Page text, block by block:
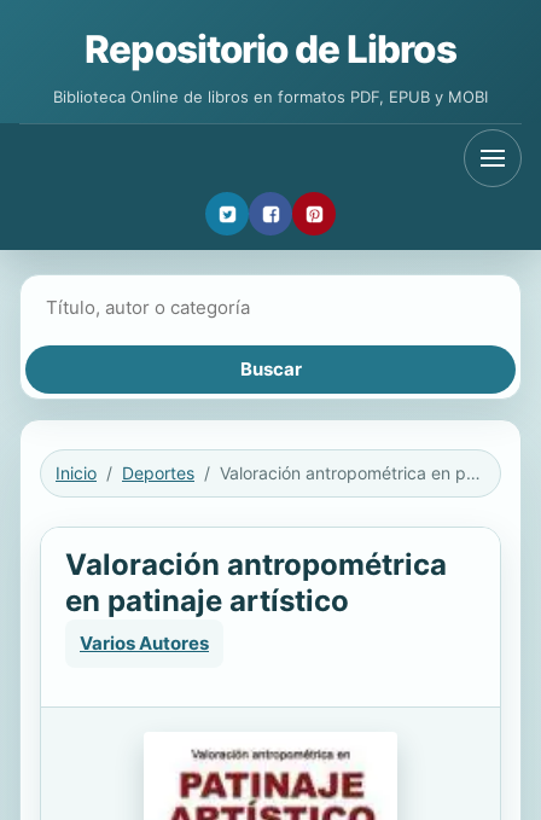
Repositorio de Libros
Biblioteca Online de libros en formatos PDF, EPUB y MOBI
Inicio Deportes Valoración antropométrica en patinaje artístico
Valoración antropométrica
en patinaje artístico
Varios Autores